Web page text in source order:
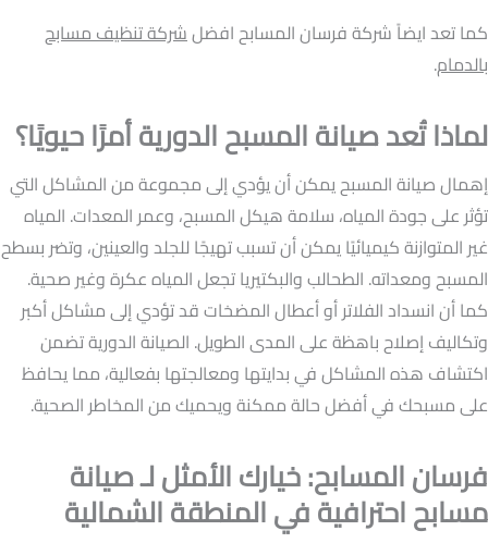
كما تعد ايضاً شركة فرسان المسابح افضلشركة تنظيف مسابح
بالدمام.
لماذا تُعد صيانة المسبح الدورية أمرًا حيويًا؟
إهمال صيانة المسبح يمكن أن يؤدي إلى مجموعة من المشاكل التي
تؤثر على جودة المياه، سلامة هيكل المسبح، وعمر المعدات. المياه
غير المتوازنة كيميائيًا يمكن أن تسبب تهيجًا للجلد والعينين، وتضر بسطح
المسبح ومعداته. الطحالب والبكتيريا تجعل المياه عكرة وغير صحية.
كما أن انسداد الفلاتر أو أعطال المضخات قد تؤدي إلى مشاكل أكبر
وتكاليف إصلاح باهظة على المدى الطويل. الصيانة الدورية تضمن
اكتشاف هذه المشاكل في بدايتها ومعالجتها بفعالية، مما يحافظ
على مسبحك في أفضل حالة ممكنة ويحميك من المخاطر الصحية.
فرسان المسابح: خيارك الأمثل لـ صيانة
مسابح احترافية في المنطقة الشمالية